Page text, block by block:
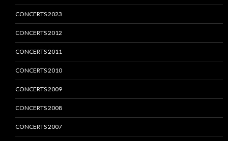
CONCERTS 2023
CONCERTS 2012
CONCERTS 2011
CONCERTS 2010
CONCERTS 2009
CONCERTS 2008
CONCERTS 2007